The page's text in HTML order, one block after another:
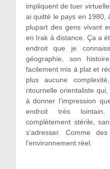
impliquent de tuer
ai quitté le pays en 1980,
plupart des gens vivant
en Irak à distance. Ça a
endroit que je
géographie, son
facilement mis à plat et
plus aucune
ritournelle orientaliste
à donner l’impression
endroit très
complètement stérile,
s’adresser. Comme
l’environnement réel.